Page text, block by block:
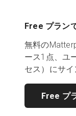
Free プラン
無料の
ース1点、ユ
セス）にサイ
Free プ